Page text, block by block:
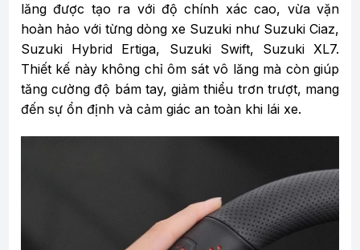
lăng được tạo ra với độ chính xác cao, vừa vặn
hoàn hảo với từng dòng xe Suzuki như Suzuki Ciaz,
Suzuki Hybrid Ertiga, Suzuki Swift, Suzuki XL7.
Thiết kế này không chỉ ôm sát vô lăng mà còn giúp
tăng cường độ bám tay, giảm thiểu trơn trượt, mang
đến sự ổn định và cảm giác an toàn khi lái xe.